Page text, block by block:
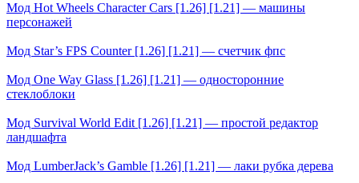
Мод Hot Wheels Character Cars [1.26] [1.21] — машины
персонажей
Мод Star’s FPS Counter [1.26] [1.21] — счетчик фпс
Мод One Way Glass [1.26] [1.21] — односторонние
стеклоблоки
Мод Survival World Edit [1.26] [1.21] — простой редактор
ландшафта
Мод LumberJack’s Gamble [1.26] [1.21] — лаки рубка дерева